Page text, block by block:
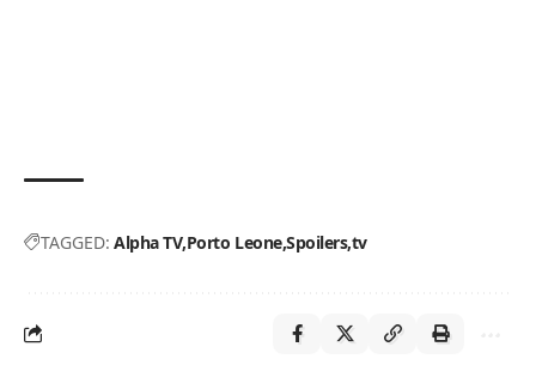
TAGGED: Alpha TV Porto LeoneSpoilerstv